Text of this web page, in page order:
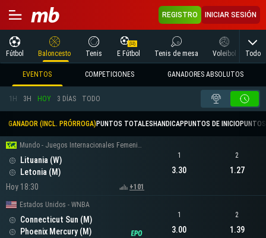
REGISTRO INICIAR SESIÓN
Fútbol Baloncesto Tenis E Fútbol Tenis de mesa Voleibol Todo
EVENTOS COMPETICIONES GANADORES ABSOLUTOS
1H 3H HOY 3 DÍAS TODO
GANADOR (INCL. PRÓRROGA) PUNTOS TOTALES HANDICAP PUNTOS DE INICIO
Mundo - Juegos Internacionales Femeninos
Lituania (W)
Letonia (M)
Hoy 18:30
+101
1
3.30
2
1.27
Estados Unidos - WNBA
Connecticut Sun (M)
Phoenix Mercury (M)
1
3.00
2
1.39